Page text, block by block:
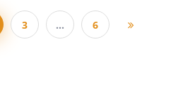
3 … 6